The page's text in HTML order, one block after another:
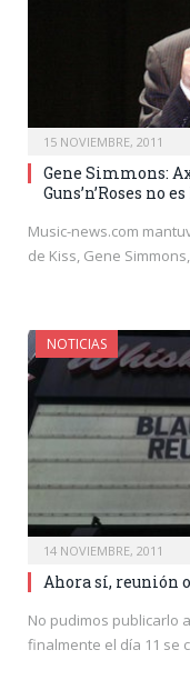
15 NOVIEMBRE, 2011
Gene Simmons:
Guns’n’Roses no
Music-news.com
de Kiss, Gene
NOTICIAS
14 NOVIEMBRE, 2011
Ahora sí, reunión
No pudimos publicarlo
finalmente el día 11 se